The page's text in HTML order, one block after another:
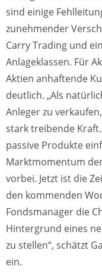
sind einige
zunehmender
Carry Trading und
Anlageklassen. Für
Aktien anhaftende
deutlich. „Als
Anleger zu
stark treibende
passive Produkte
Marktmomentum
vorbei. Jetzt ist die
den kommenden
Fondsmanager die
Hintergrund eines
zu stellen“, schätzt
ein.